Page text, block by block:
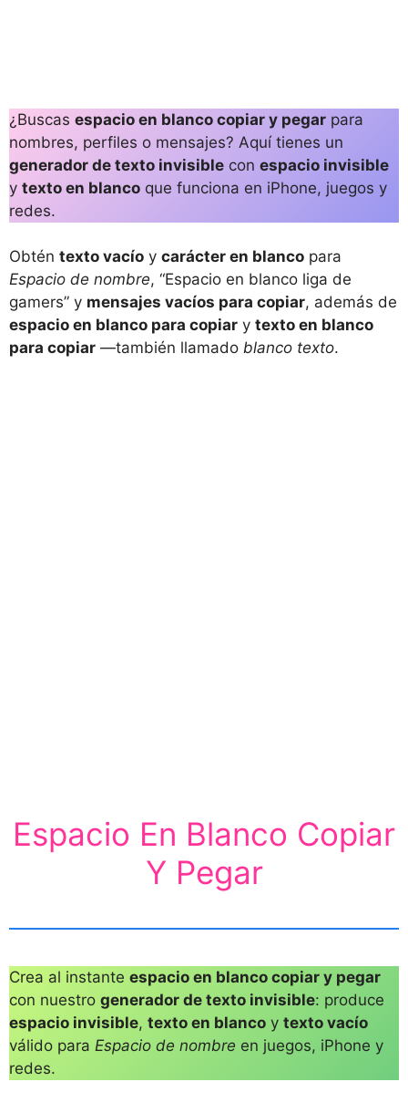
¿Buscas espacio en blanco copiar y pegar para
nombres, perfiles o mensajes? Aquí tienes un
generador de texto invisible con espacio invisible
y texto en blanco que funciona en iPhone, juegos y
redes.
Obtén texto vacío y carácter en blanco para
Espacio de nombre, “Espacio en blanco liga de
gamers” y mensajes vacíos para copiar, además de
espacio en blanco para copiar y texto en blanco
para copiar —también llamado blanco texto.
Espacio En Blanco Copiar
Y Pegar
Crea al instante espacio en blanco copiar y pegar
con nuestro generador de texto invisible: produce
espacio invisible, texto en blanco y texto vacío
válido para Espacio de nombre en juegos, iPhone y
redes.